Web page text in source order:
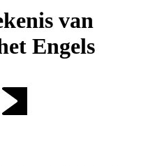
van
Engels